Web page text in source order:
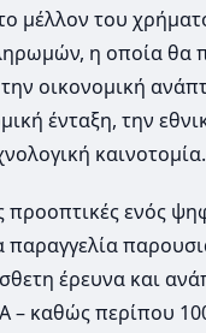
μέλλον του
η οποία θα
οικονομική
ένταξη, την
καινοτομία.
ενός
έρευνα και
– καθώς περίπου